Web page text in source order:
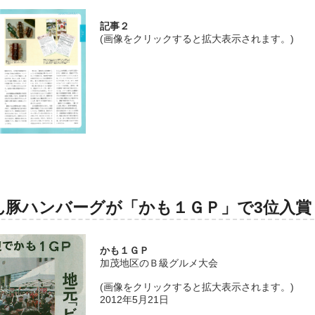
記事２
(画像をクリックすると拡大表示されます。)
ハンバーグが「かも１ＧＰ」で3位入賞
かも１ＧＰ
加茂地区のＢ級グルメ大会
(画像をクリックすると拡大表示されます。)
2012年5月21日